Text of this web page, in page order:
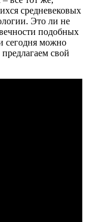
средневековых
Это ли не
подобных
сегодня можно
свой